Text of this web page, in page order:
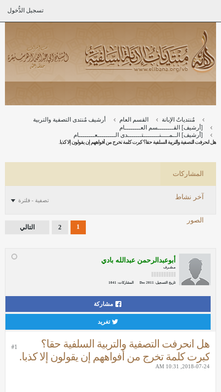
تسجيل الدُّخول
مُنتدياتُ الإبانة القسم العام
أرشيف مُنتدى التصفية والتربية
[أرشيف] القــــــــسم العــــــــام
[أرشيف] الــمــــنــــــــتـــــــدى الـــــــــعــــــــام
هل انحرفت التصفية والتربية السلفية حقا؟ كبرت كلمة تخرج من أفواههم إن يقولون إلا كذبا.
المشاركات
آخر نشاط
الصور
تصفية - فلترة
1
2 التالي
أبوعبدالرحمن عبدالله بادي
مـشـرف
تاريخ التسجيل: Dec 2011 المشاركات: 1041
مشاركة
تغريد
#1
هل انحرفت التصفية والتربية السلفية حقا؟
كبرت كلمة تخرج من أفواههم إن يقولون إلا كذبا.
2018-07-24, 10:31 AM